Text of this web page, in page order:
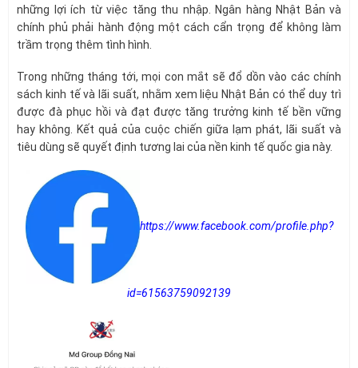
những lợi ích từ việc tăng thu nhập. Ngân hàng Nhật Bản và
chính phủ phải hành động một cách cẩn trọng để không làm
trầm trọng thêm tình hình.
Trong những tháng tới, mọi con mắt sẽ đổ dồn vào các chính
sách kinh tế và lãi suất, nhằm xem liệu Nhật Bản có thể duy trì
được đà phục hồi và đạt được tăng trưởng kinh tế bền vững
hay không. Kết quả của cuộc chiến giữa lạm phát, lãi suất và
tiêu dùng sẽ quyết định tương lai của nền kinh tế quốc gia này.
https://www.facebook.com/profile.php?
id=61563759092139